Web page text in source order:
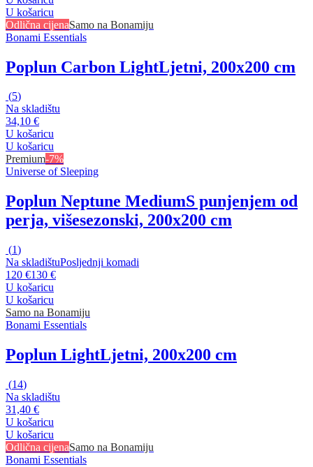
U košaricu
Odlična cijenaSamo na Bonamiju
Bonami Essentials
Poplun Carbon LightLjetni, 200x200 cm
(5)
Na skladištu
34,10 €
U košaricu
U košaricu
Premium-7%
Universe of Sleeping
Poplun Neptune MediumS punjenjem od
perja, višesezonski, 200x200 cm
(1)
Na skladištuPosljednji komadi
120 €130 €
U košaricu
U košaricu
Samo na Bonamiju
Bonami Essentials
Poplun LightLjetni, 200x200 cm
(14)
Na skladištu
31,40 €
U košaricu
U košaricu
Odlična cijenaSamo na Bonamiju
Bonami Essentials